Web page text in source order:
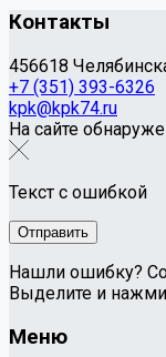
Контакты
456618
+7 (351) 393-6326
kpk@kpk74.ru
На сайте
Текст с ошибкой
Нашли ошибку?
Выделите и
Меню